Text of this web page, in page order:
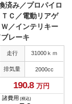
済み／プロパイロ
Ｃ／電動リアゲ
／インテリキー
レーキ
走行 31000ｋｍ
排気量 2000cc
190.8 万円
諸費用 (税込)